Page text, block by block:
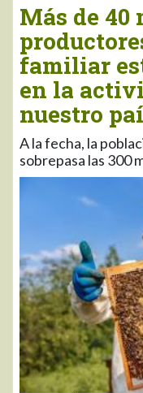
Más de 40
familiar
en la
nuestro
A la fecha, la
sobrepasa las 300